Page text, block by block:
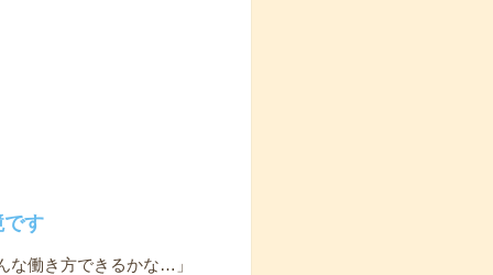
す
働き方できるかな…」